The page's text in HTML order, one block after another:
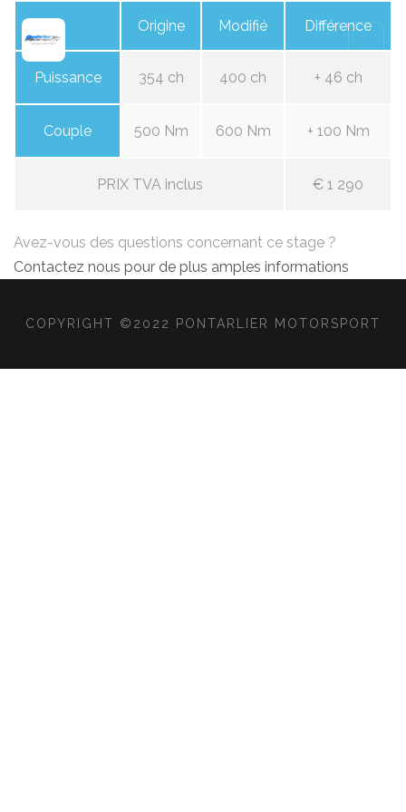
Origine Modifié Différence
Puissance 354 ch 400 ch + 46 ch
Couple 500 Nm 600 Nm + 100 Nm
PRIX TVA inclus € 1 290
Avez-vous des questions concernant ce stage ?
Contactez nous pour de plus amples informations
COPYRIGHT ©2022 PONTARLIER MOTORSPORT